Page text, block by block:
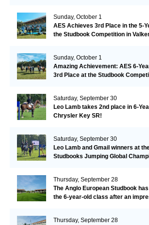
Sunday, October 1
AES Achieves 3rd Place in the 5-
the Studbook Competition in
Sunday, October 1
Amazing Achievement: AES 6-
3rd Place at the Studbook
Saturday, September 30
Leo Lamb takes 2nd place in 6-
Chrysler Key SR!
Saturday, September 30
Leo Lamb and Gmail winners at
Studbooks Jumping Global
Thursday, September 28
The Anglo European Studbook
the 6-year-old class after an
Thursday, September 28